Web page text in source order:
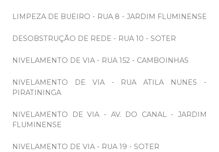
LIMPEZA DE BUEIRO - RUA 8 - JARDIM FLUMINENSE
DESOBSTRUÇÃO DE REDE - RUA 10 - SOTER
NIVELAMENTO DE VIA - RUA 152 - CAMBOINHAS
NIVELAMENTO DE VIA - RUA ATILA NUNES -
PIRATININGA
NIVELAMENTO DE VIA - AV. DO CANAL - JARDIM
FLUMINENSE
NIVELAMENTO DE VIA - RUA 19 - SOTER